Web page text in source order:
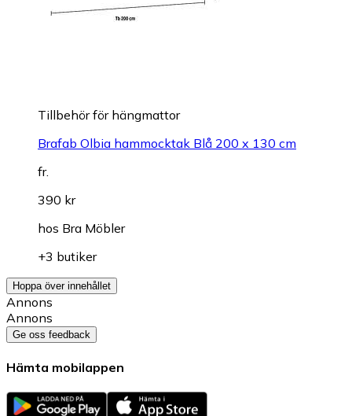
Tillbehör för hängmattor
Brafab Olbia hammocktak Blå 200 x 130 cm
fr.
390 kr
hos Bra Möbler
+3 butiker
Hoppa över innehållet
Annons
Annons
Ge oss feedback
Hämta mobilappen